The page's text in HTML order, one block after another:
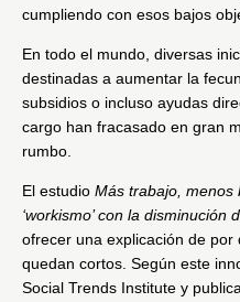
cumpliendo con esos bajos
En todo el mundo, diversas
destinadas a aumentar la
subsidios o incluso ayudas
cargo han fracasado en gran
rumbo.
El estudio Más trabajo, menos
‘workismo’ con la disminución
ofrecer una explicación de
quedan cortos. Según este
Social Trends Institute y